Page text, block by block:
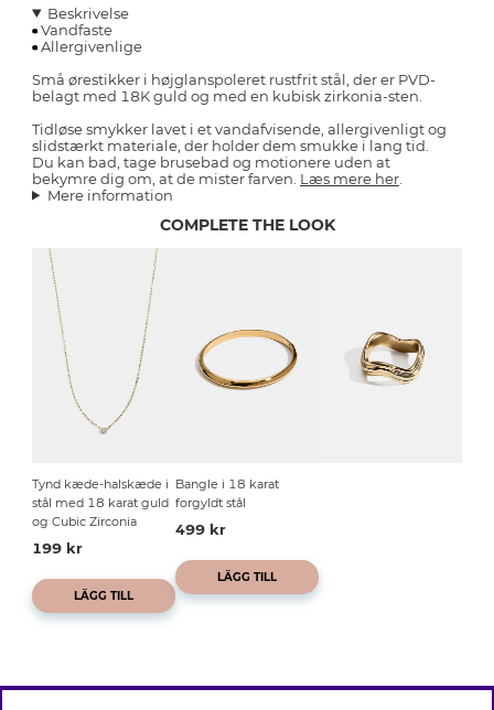
Beskrivelse
Vandfaste
Allergivenlige
Små ørestikker i højglanspoleret rustfrit stål, der er PVD-
belagt med 18K guld og med en kubisk zirkonia-sten.
Tidløse smykker lavet i et vandafvisende, allergivenligt og
slidstærkt materiale, der holder dem smukke i lang tid.
Du kan bad, tage brusebad og motionere uden at
bekymre dig om, at de mister farven. Læs mere her
Mere information
COMPLETE THE LOOK
Tynd kæde-halskæde i
stål med 18 karat guld
og Cubic Zirconia
199 kr
LÄGG TILL
Bangle i 18 karat
forgyldt stål
499 kr
LÄGG TILL